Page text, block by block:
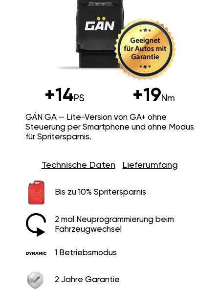
+14PS +19Nm
GÄN GA — Lite-Version von GA+ ohne
Steuerung per Smartphone und ohne Modus
für Spritersparnis.
Technische Daten Lieferumfang
Bis zu 10% Spritersparnis
2 mal Neuprogrammierung beim
Fahrzeugwechsel
1 Betriebsmodus
2 Jahre Garantie